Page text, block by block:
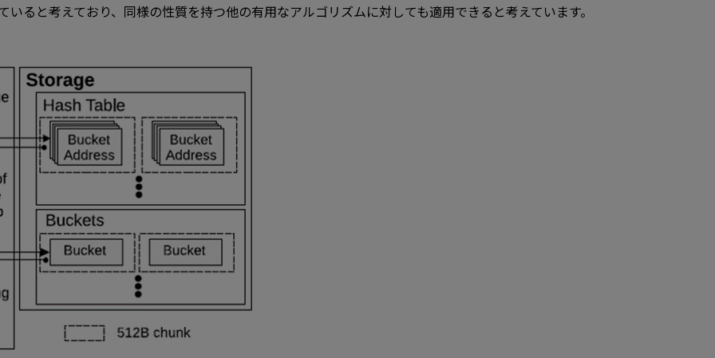
ると考えており、同様の性質を持つ他の有用なアルゴリズムに対しても適用できると考えています。